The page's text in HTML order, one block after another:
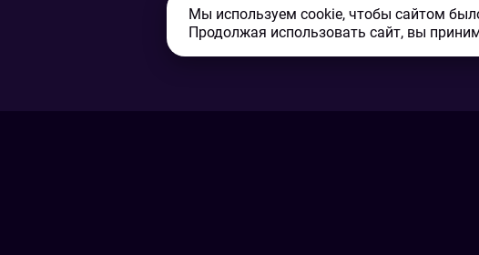
Мы используем cookie, чтобы сайтом
Продолжая использовать сайт, вы